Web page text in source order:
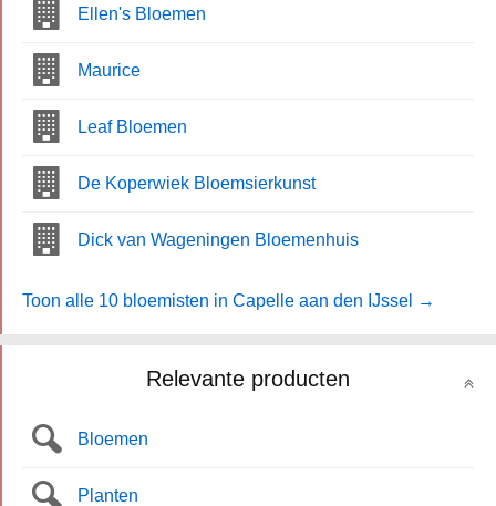
Ellen's Bloemen
Maurice
Leaf Bloemen
De Koperwiek Bloemsierkunst
Dick van Wageningen Bloemenhuis
Toon alle 10 bloemisten in Capelle aan den IJssel →
Relevante producten
Bloemen
Planten